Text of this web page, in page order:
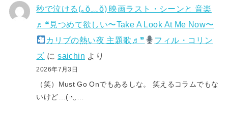
秒で泣ける(⁠｡⁠ŏ⁠﹏⁠ŏ⁠) 映画ラスト・シーンと 音楽
♬❝見つめて欲しい〜Take A Look At Me Now〜
カリブの熱い夜 主題歌♬❞
フィル・コリン
ズ にsaichin より
2026年7月3日
（笑）Must Go Onでもあるしな。 笑えるコラムでもな
いけど…(⁠◔⁠‿⁠…